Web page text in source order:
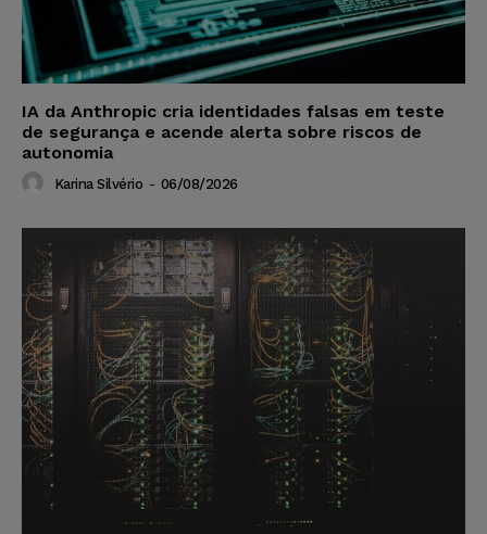
IA da Anthropic cria identidades falsas em teste
de segurança e acende alerta sobre riscos de
autonomia
Karina Silvério - 06/08/2026